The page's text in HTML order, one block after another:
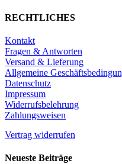
RECHTLICHES
Kontakt
Fragen & Antworten
Versand & Lieferung
Allgemeine
Datenschutz
Impressum
Widerrufsbelehrung
Zahlungsweisen
Vertrag widerrufen
Neueste Beiträge